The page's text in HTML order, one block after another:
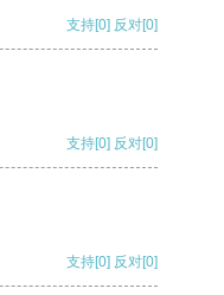
支持[0] 反对[0]
支持[0] 反对[0]
支持[0] 反对[0]